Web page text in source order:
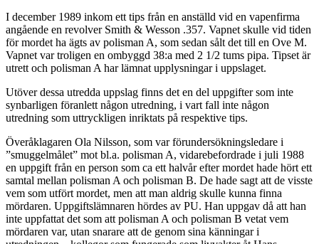
I december 1989 inkom ett tips från en anställd vid en vapenfirma
angående en revolver Smith & Wesson .357. Vapnet skulle vid tiden
för mordet ha ägts av polisman A, som sedan sålt det till en Ove M.
Vapnet var troligen en ombyggd 38:a med 2 1/2 tums pipa. Tipset är
utrett och polisman A har lämnat upplysningar i uppslaget.
Utöver dessa utredda uppslag finns det en del uppgifter som inte
synbarligen föranlett någon utredning, i vart fall inte någon
utredning som uttryckligen inriktats på respektive tips.
Överåklagaren Ola Nilsson, som var förundersökningsledare i
”smuggelmålet” mot bl.a. polisman A, vidarebefordrade i juli 1988
en uppgift från en person som ca ett halvår efter mordet hade hört ett
samtal mellan polisman A och polisman B. De hade sagt att de visste
vem som utfört mordet, men att man aldrig skulle kunna finna
mördaren. Uppgiftslämnaren hördes av PU. Han uppgav då att han
inte uppfattat det som att polisman A och polisman B vetat vem
mördaren var, utan snarare att de genom sina känningar i